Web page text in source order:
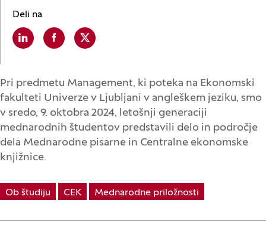
Deli na
Linkedin
(Odpre se v novem oknu)
Facebook
(Odpre se v novem oknu)
X
(Odpre se v novem oknu)
Pri predmetu Management, ki poteka na Ekonomski
fakulteti Univerze v Ljubljani v angleškem jeziku, smo
v sredo, 9. oktobra 2024, letošnji generaciji
mednarodnih študentov predstavili delo in področje
dela Mednarodne pisarne in Centralne ekonomske
knjižnice.
Ob študiju CEK Mednarodne priložnosti